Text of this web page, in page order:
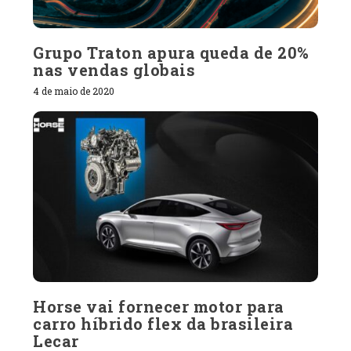
Grupo Traton apura queda de 20%
nas vendas globais
4 de maio de 2020
Horse vai fornecer motor para
carro híbrido flex da brasileira
Lecar